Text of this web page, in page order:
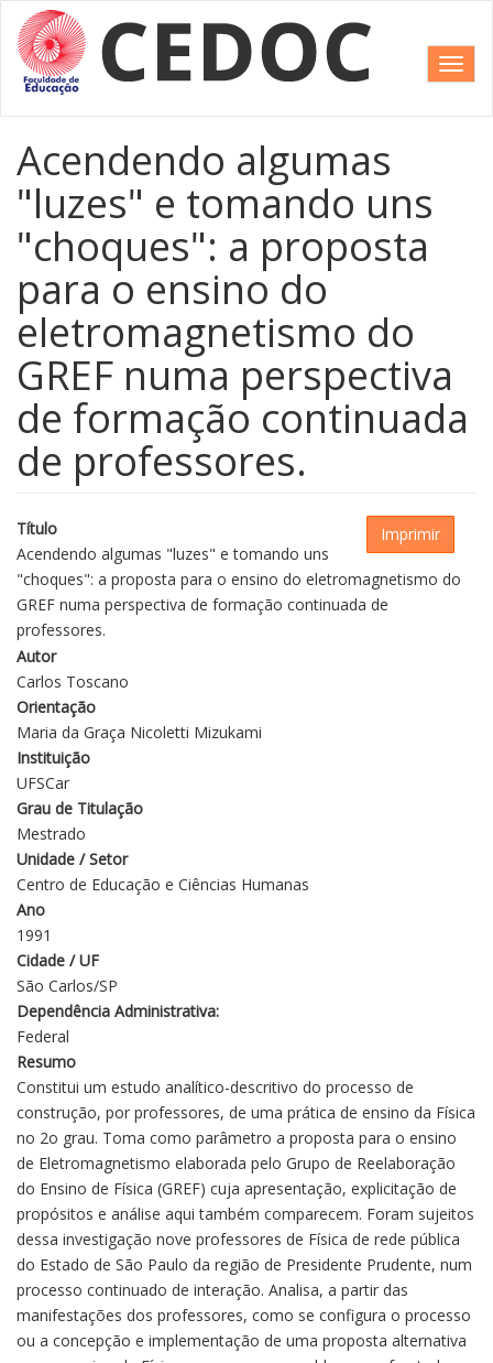
Pular
para
conteúdo
principal
Acendendo algumas
"luzes" e tomando uns
"choques": a proposta
para o ensino do
eletromagnetismo do
GREF numa perspectiva
de formação continuada
de professores.
Imprimir
Título
Acendendo algumas "luzes" e tomando uns
"choques": a proposta para o ensino do eletromagnetismo do
GREF numa perspectiva de formação continuada de
professores.
Autor
Carlos Toscano
Orientação
Maria da Graça Nicoletti Mizukami
Instituição
UFSCar
Grau de Titulação
Mestrado
Unidade / Setor
Centro de Educação e Ciências Humanas
Ano
1991
Cidade / UF
São Carlos/SP
Dependência Administrativa:
Federal
Resumo
Constitui um estudo analítico-descritivo do processo de
construção, por professores, de uma prática de ensino da Física
no 2o grau. Toma como parâmetro a proposta para o ensino
de Eletromagnetismo elaborada pelo Grupo de Reelaboração
do Ensino de Física (GREF) cuja apresentação, explicitação de
propósitos e análise aqui também comparecem. Foram sujeitos
dessa investigação nove professores de Física de rede pública
do Estado de São Paulo da região de Presidente Prudente, num
processo continuado de interação. Analisa, a partir das
manifestações dos professores, como se configura o processo
ou a concepção e implementação de uma proposta alternativa